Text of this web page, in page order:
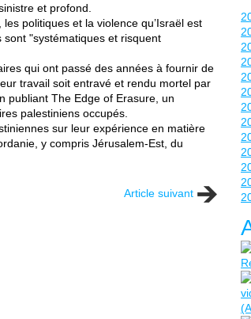
et profond.
politiques et la violence qu’Israël est
"systématiques et risquent
qui ont passé des années à fournir de
travail soit entravé et rendu mortel par
publiant The Edge of Erasure, un
palestiniens occupés.
sur leur expérience en matière
y compris Jérusalem-Est, du
Article suivant